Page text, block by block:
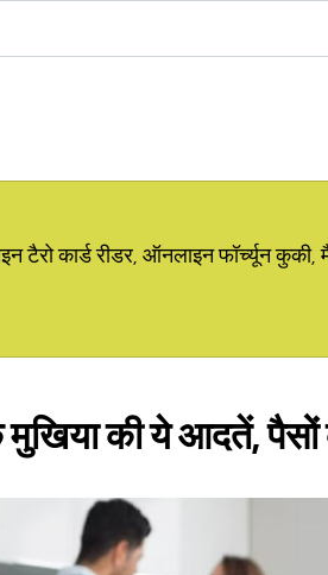
कार्ड रीडर, ऑनलाइन फॉर्च्यून कुकी,
मुखिया की ये आदतें,